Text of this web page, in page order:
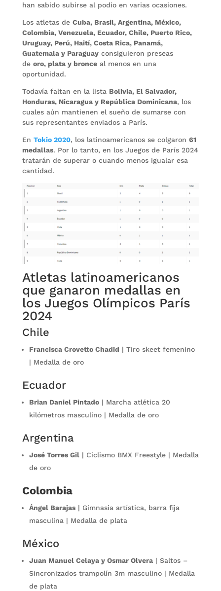
han sabido subirse al podio en varias ocasiones.
Los atletas de Cuba, Brasil, Argentina, México,
Colombia, Venezuela, Ecuador, Chile, Puerto Rico,
Uruguay, Perú, Haití, Costa Rica, Panamá,
Guatemala y Paraguayconsiguieron preseas
de oro, plata y bronceal menos en una
oportunidad.
Todavía faltan en la lista Bolivia, El Salvador,
Honduras, Nicaragua y República Dominicana, los
cuales aún mantienen el sueño de sumarse con
sus representantes enviados a París.
En Tokio 2020, los latinoamericanos se colgaron 61
medallas. Por lo tanto, en los Juegos de París 2024
tratarán de superar o cuando menos igualar esa
cantidad.
Atletas latinoamericanos
que ganaron medallas en
los Juegos Olímpicos París
2024
Chile
Francisca Crovetto Chadid | Tiro skeet femenino
| Medalla de oro
Ecuador
Brian Daniel Pintado| Marcha atlética 20
kilómetros masculino | Medalla de oro
Argentina
José Torres Gil| Ciclismo BMX Freestyle | Medalla
de oro
Colombia
Ángel Barajas| Gimnasia artística, barra fija
masculina | Medalla de plata
México
Juan Manuel Celaya y Osmar Olvera| Saltos –
Sincronizados trampolín 3m masculino | Medalla
de plata